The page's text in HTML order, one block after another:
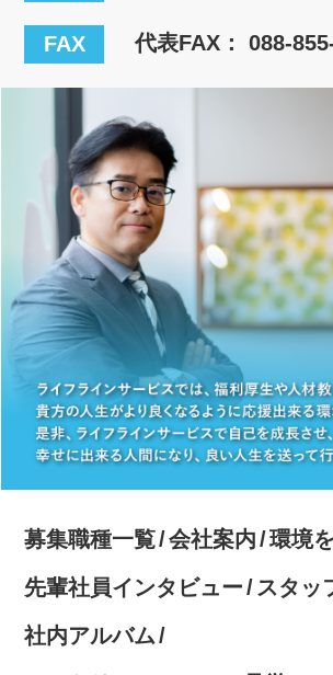
FAX 代表FAX： 088-
募集職種一覧 会社案内
環境
先輩社員インタビュー
スタッ
社内アルバム